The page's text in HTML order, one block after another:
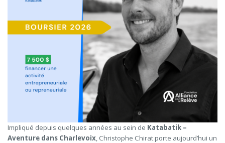
Impliqué depuis quelques années au sein de Katabatik –
Aventure dans Charlevoix, Christophe Chirat porte aujourd’hui un